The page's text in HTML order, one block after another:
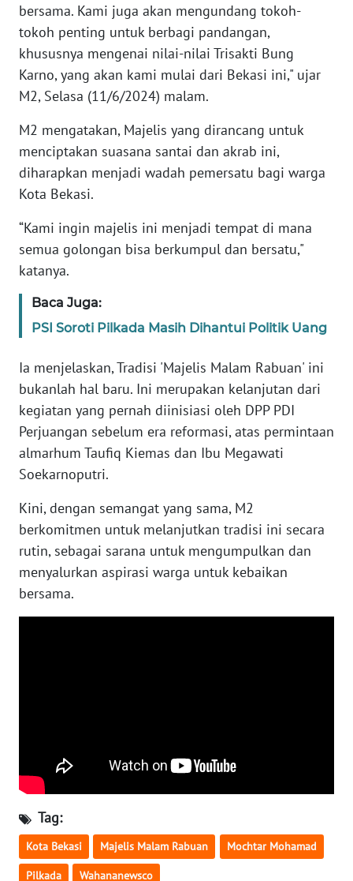
bersama. Kami juga akan mengundang tokoh-
tokoh penting untuk berbagi pandangan,
khususnya mengenai nilai-nilai Trisakti Bung
Karno, yang akan kami mulai dari Bekasi ini," ujar
M2, Selasa (11/6/2024) malam.
M2 mengatakan, Majelis yang dirancang untuk
menciptakan suasana santai dan akrab ini,
diharapkan menjadi wadah pemersatu bagi warga
Kota Bekasi.
“Kami ingin majelis ini menjadi tempat di mana
semua golongan bisa berkumpul dan bersatu,"
katanya.
Baca Juga:
PSI Soroti Pilkada Masih Dihantui Politik Uang
Ia menjelaskan, Tradisi 'Majelis Malam Rabuan' ini
bukanlah hal baru. Ini merupakan kelanjutan dari
kegiatan yang pernah diinisiasi oleh DPP PDI
Perjuangan sebelum era reformasi, atas permintaan
almarhum Taufiq Kiemas dan Ibu Megawati
Soekarnoputri.
Kini, dengan semangat yang sama, M2
berkomitmen untuk melanjutkan tradisi ini secara
rutin, sebagai sarana untuk mengumpulkan dan
menyalurkan aspirasi warga untuk kebaikan
bersama.
Tag:
Kota Bekasi Majelis Malam Rabuan Mochtar Mohamad
Pilkada Wahananewsco
WN
PAPUA
PAPUA
RIAU
WN
SERAMBI
WN
JAMBI
WN
WN
NTB
WN
SULTENG
WN
SULBAR
WN
BENGKULU
LAMPUNG
WN